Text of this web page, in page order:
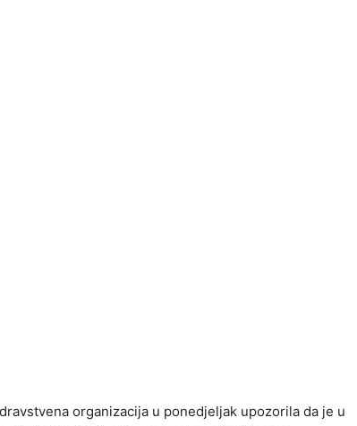
organizacija u ponedjeljak upozorila da je u